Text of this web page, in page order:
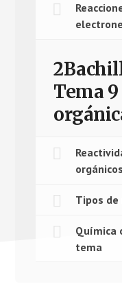
Tema
orgánicos
Tipos de
Química
tema